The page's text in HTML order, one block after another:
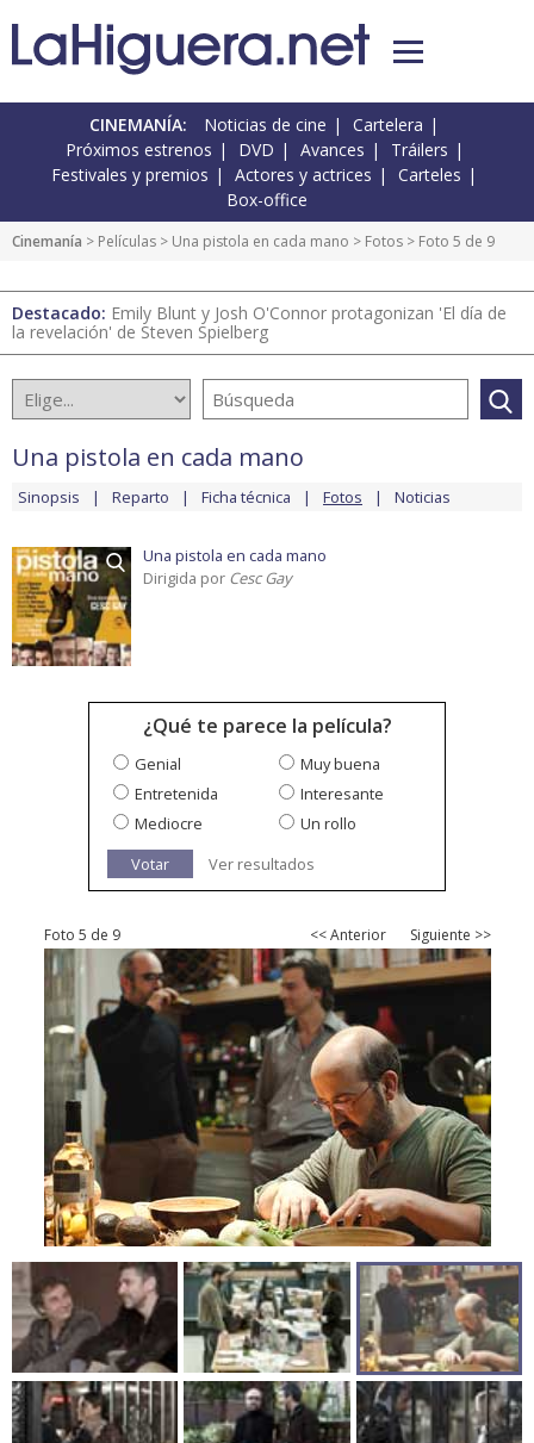
CINEMANÍA: Noticias de cine
Cartelera
Próximos estrenos
DVD Avances
Tráilers
Festivales y premios
Actores y actrices
Carteles
Box-office
Cinemanía > Películas > Una pistola en cada mano > Fotos > Foto 5 de 9
Destacado: Emily Blunt y Josh O'Connor protagonizan 'El día de
la revelación' de Steven Spielberg
Una pistola en cada mano
Sinopsis Reparto Ficha técnica Fotos Noticias
Una pistola en cada mano
Dirigida por Cesc Gay
¿Qué te parece la película?
Genial
Muy buena
Entretenida
Interesante
Mediocre
Un rollo
Votar
Ver resultados
Foto 5 de 9 << Anterior Siguiente >>